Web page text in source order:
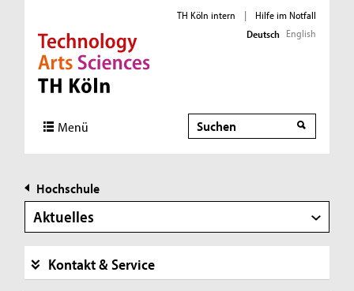
Direkt zur Hauptnavigation
Direkt zur Subnavigation
Direkt zum Inhalt
Direkt zum Fußbereich
TH Köln intern |
Hilfe im Notfall
Deutsch English
Menü Suche
Hochschule
Aktuelles
Kontakt & Service